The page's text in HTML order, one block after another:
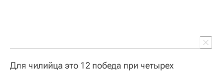
Для чилийца это 12 победа при четырех